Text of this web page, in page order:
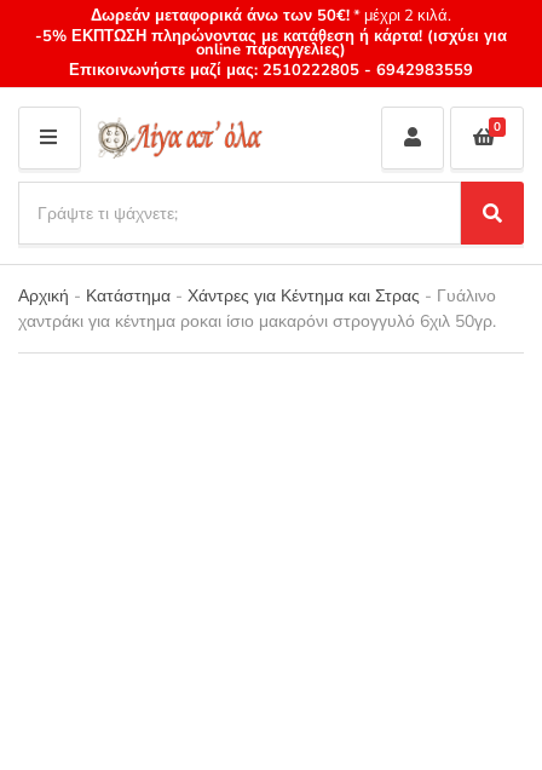
Δωρεάν μεταφορικά άνω των 50€!* μέχρι 2 κιλά.
-5% ΕΚΠΤΩΣΗ πληρώνοντας με κατάθεση ή κάρτα! (ισχύει για
online παραγγελίες)
Επικοινωνήστε μαζί μας: 2510222805 - 6942983559
M
E
N
U
Category
name
a
r
c
h
p
S
e
a
r
c
0
Αρχική - Κατάστημα - Χάντρες για Κέντημα και Στρας - Γυάλινο
χαντράκι για κέντημα ροκαι ίσιο μακαρόνι στρογγυλό 6χιλ 50γρ.